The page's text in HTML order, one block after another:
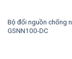
Bộ đổi nguồn chống
GSNN100-DC